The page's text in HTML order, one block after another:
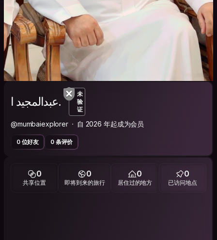
عبدالمجيد ا.
未
验
证
@mumbaiexplorer 自 2026 年起成为会员
0 位好友 0 条评价
0
共享位置
0
即将到来的旅行
0
居住过的地方
0
已访问地点